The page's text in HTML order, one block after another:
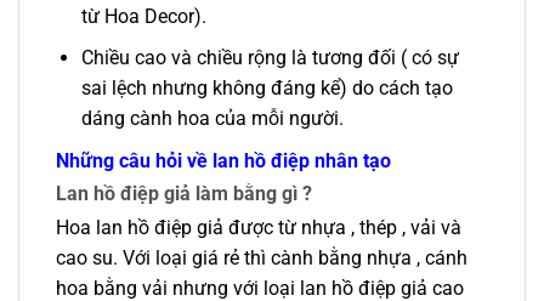
từ Hoa Decor).
Chiều cao và chiều rộng là tương đối ( có sự
sai lệch nhưng không đáng kể) do cách tạo
dáng cành hoa của mỗi người.
Những câu hỏi về lan hồ điệp nhân tạo
Lan hồ điệp giả làm bằng gì ?
Hoa lan hồ điệp giả được từ nhựa , thép , vải và
cao su. Với loại giá rẻ thì cành bằng nhựa , cánh
hoa bằng vải nhưng với loại lan hồ điệp giả cao